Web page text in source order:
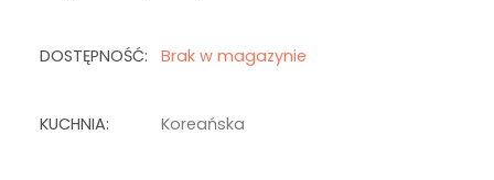
DOSTĘPNOŚĆ: Brak w magazynie
KUCHNIA: Koreańska